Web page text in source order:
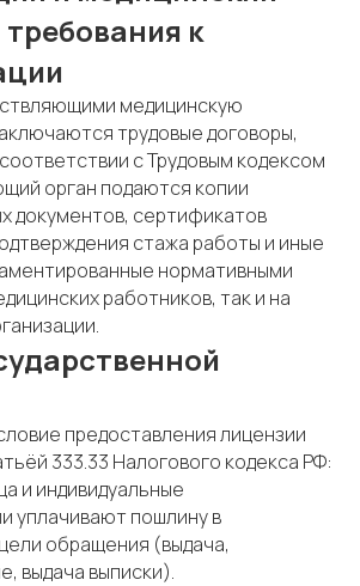
к
медицинскую
трудовые договоры,
с Трудовым кодексом
орган подаются копии
документов, сертификатов
стажа работы и иные
нормативными
работников, так и на
предоставления лицензии
333.33 Налогового кодекса РФ:
и индивидуальные
уплачивают пошлину в
обращения (выдача,
выдача выписки).